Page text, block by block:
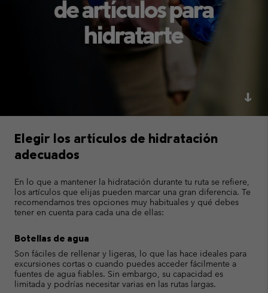
Elegir los artículos de hidratación
adecuados
En lo que a mantener la hidratación durante tu ruta se refiere,
los artículos que elijas pueden marcar una gran diferencia. Te
recomendamos tres opciones muy habituales y qué debes
tener en cuenta para cada una de ellas:
Botellas de agua
Son fáciles de rellenar y ligeras, lo que las hace ideales para
excursiones cortas o cuando puedes acceder fácilmente a
fuentes de agua fiables. Sin embargo, su capacidad es
limitada y podrías necesitar varias en las rutas largas.